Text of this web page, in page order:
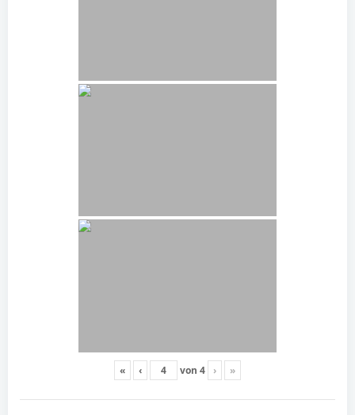
« ‹ von 4 › »